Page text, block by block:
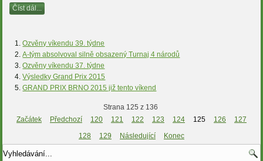
Číst dál...
Ozvěny víkendu 39. týdne
A-tým absolvoval silně obsazený Turnaj 4 národů
Ozvěny víkendu 37. týdne
Výsledky Grand Prix 2015
GRAND PRIX BRNO 2015 již tento víkend
Strana 125 z 136
Začátek
Předchozí 120 121 122 123 124 125 126
127
128
129 Následující Konec